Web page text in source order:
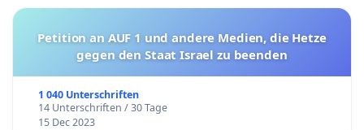
Petition an AUF 1 und andere Medien, die Hetze
gegen den Staat Israel zu beenden
1 040 Unterschriften
14 Unterschriften / 30 Tage
15 Dec 2023